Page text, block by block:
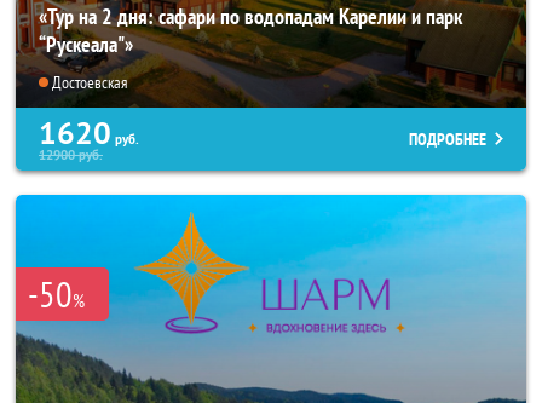
«Тур на 2 дня: сафари по водопадам Карелии и парк
“Рускеала"»
Достоевская
1620 руб.
12900руб.
ПОДРОБНЕЕ
-50%